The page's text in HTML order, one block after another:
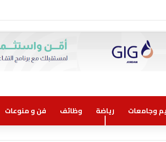
وجامعات رياضة وظائف فن و منوعات